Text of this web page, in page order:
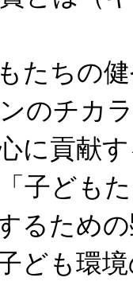
たちの
のチカ
に貢献
子ども
るため
ども環